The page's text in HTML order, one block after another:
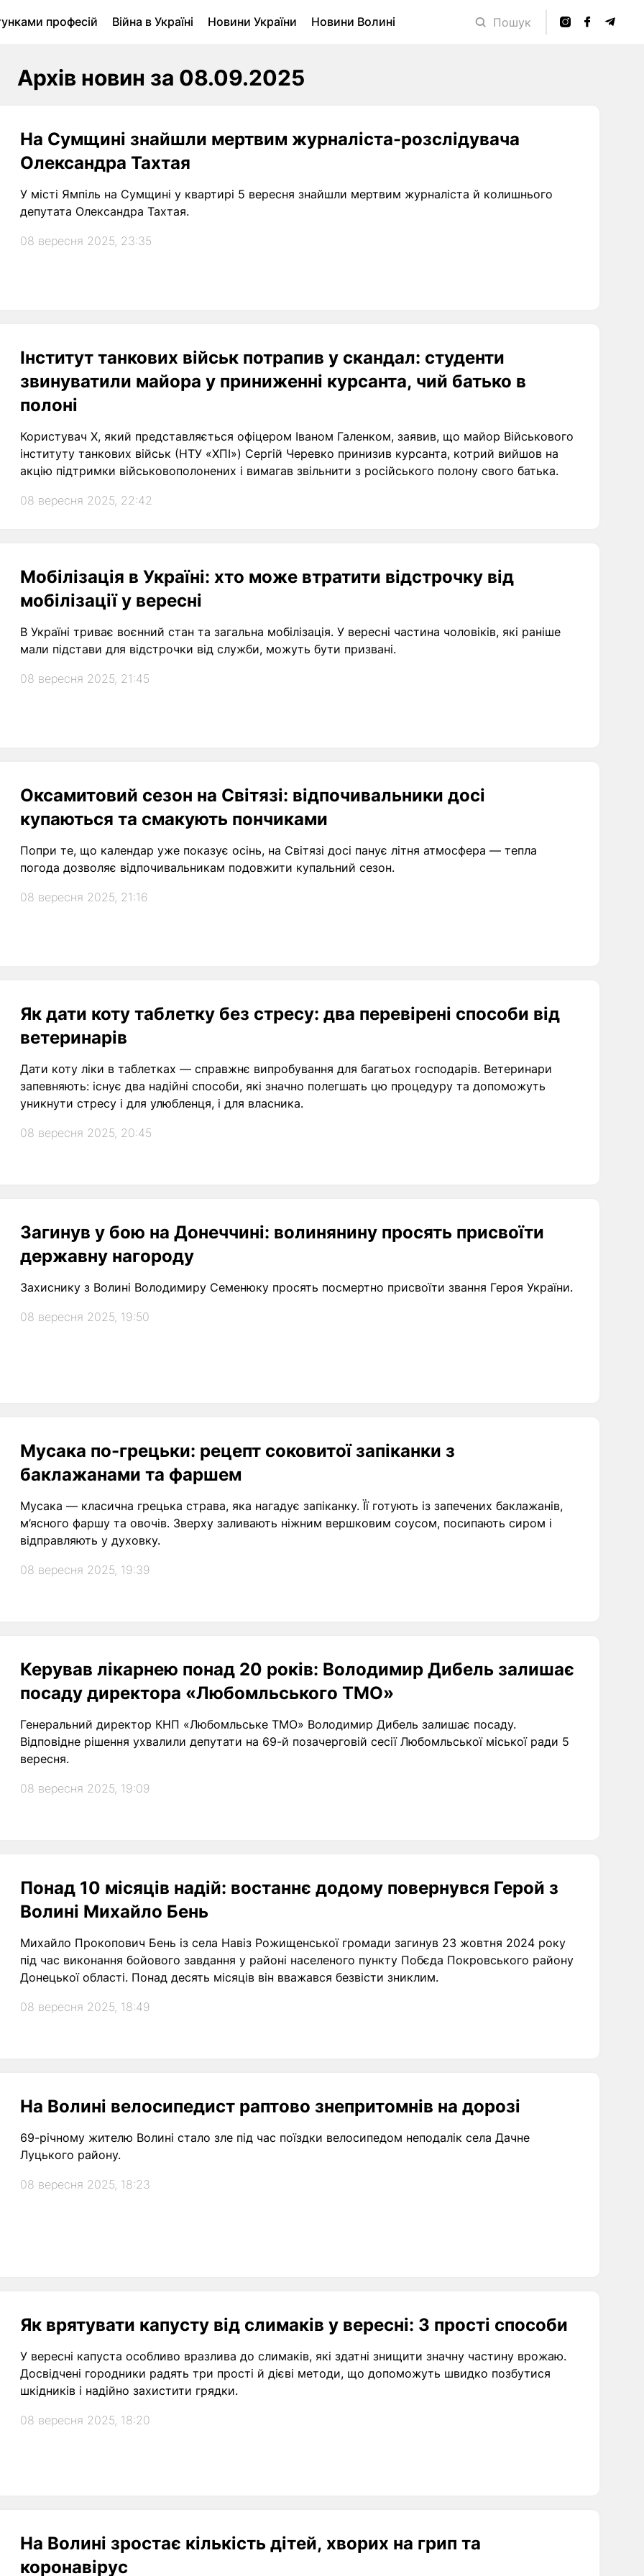
професій Війна в Україні Новини України
Новини Волині
Пошук
Архів новин за 08.09.2025
На Сумщині знайшли мертвим журналіста-розслідувача
Олександра Тахтая
У місті Ямпіль на Сумщині у квартирі 5 вересня знайшли мертвим журналіста й колишнього
депутата Олександра Тахтая.
08 вересня 2025, 23:35
Інститут танкових військ потрапив у скандал: студенти
звинуватили майора у приниженні курсанта, чий батько в
полоні
Користувач Х, який представляється офіцером Іваном Галенком, заявив, що майор Військового
інституту танкових військ (НТУ «ХПІ») Сергій Черевко принизив курсанта, котрий вийшов на
акцію підтримки військовополонених і вимагав звільнити з російського полону свого батька.
08 вересня 2025, 22:42
Мобілізація в Україні: хто може втратити відстрочку від
мобілізації у вересні
В Україні триває воєнний стан та загальна мобілізація. У вересні частина чоловіків, які раніше
мали підстави для відстрочки від служби, можуть бути призвані.
08 вересня 2025, 21:45
Оксамитовий сезон на Світязі: відпочивальники досі
купаються та смакують пончиками
Попри те, що календар уже показує осінь, на Світязі досі панує літня атмосфера — тепла
погода дозволяє відпочивальникам подовжити купальний сезон.
08 вересня 2025, 21:16
Як дати коту таблетку без стресу: два перевірені способи від
ветеринарів
Дати коту ліки в таблетках — справжнє випробування для багатьох господарів. Ветеринари
запевняють: існує два надійні способи, які значно полегшать цю процедуру та допоможуть
уникнути стресу і для улюбленця, і для власника.
08 вересня 2025, 20:45
Загинув у бою на Донеччині: волинянину просять присвоїти
державну нагороду
Захиснику з Волині Володимиру Семенюку просять посмертно присвоїти звання Героя України.
08 вересня 2025, 19:50
Мусака по-грецьки: рецепт соковитої запіканки з
баклажанами та фаршем
Мусака — класична грецька страва, яка нагадує запіканку. Її готують із запечених баклажанів,
м’ясного фаршу та овочів. Зверху заливають ніжним вершковим соусом, посипають сиром і
відправляють у духовку.
08 вересня 2025, 19:39
Керував лікарнею понад 20 років: Володимир Дибель залишає
посаду директора «Любомльського ТМО»
Генеральний директор КНП «Любомльське ТМО» Володимир Дибель залишає посаду.
Відповідне рішення ухвалили депутати на 69-й позачерговій сесії Любомльської міської ради 5
вересня.
08 вересня 2025, 19:09
Понад 10 місяців надій: востаннє додому повернувся Герой з
Волині Михайло Бень
Михайло Прокопович Бень із села Навіз Рожищенської громади загинув 23 жовтня 2024 року
під час виконання бойового завдання у районі населеного пункту Побєда Покровського району
Донецької області. Понад десять місяців він вважався безвісти зниклим.
08 вересня 2025, 18:49
На Волині велосипедист раптово знепритомнів на дорозі
69-річному жителю Волині стало зле під час поїздки велосипедом неподалік села Дачне
Луцького району.
08 вересня 2025, 18:23
Як врятувати капусту від слимаків у вересні: 3 прості способи
У вересні капуста особливо вразлива до слимаків, які здатні знищити значну частину врожаю.
Досвідчені городники радять три прості й дієві методи, що допоможуть швидко позбутися
шкідників і надійно захистити грядки.
08 вересня 2025, 18:20
На Волині зростає кількість дітей, хворих на грип та
коронавірус